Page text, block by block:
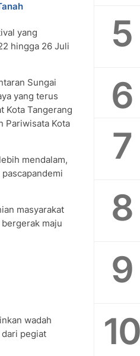
yang
hingga 26 Juli
Sungai
yang terus
Kota Tangerang
Pariwisata Kota
mendalam,
masyarakat
maju
wadah
pegiat
5
6
7
8
9
10